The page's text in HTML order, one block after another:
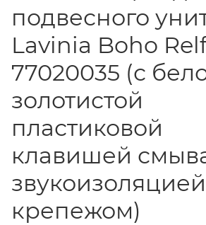
подвесного
Lavinia Boho
77020035 (с
золотистой
пластиковой
клавишей
крепежом)